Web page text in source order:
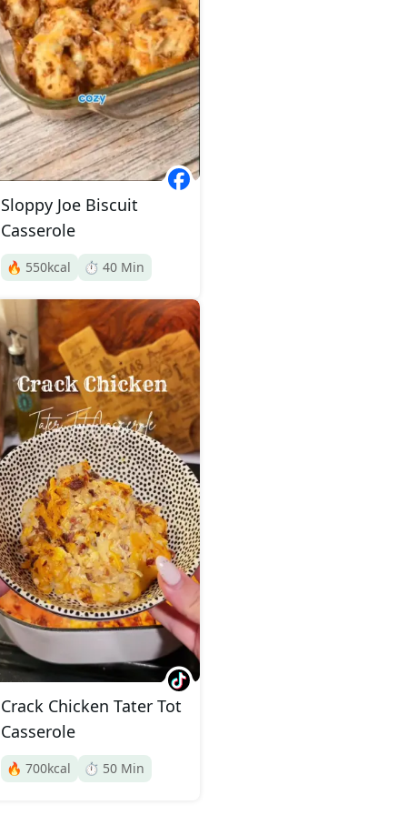
Sloppy Joe Biscuit
Casserole
🔥 550kcal ⏱️ 40 Min
Crack Chicken Tater Tot
Casserole
🔥 700kcal ⏱️ 50 Min